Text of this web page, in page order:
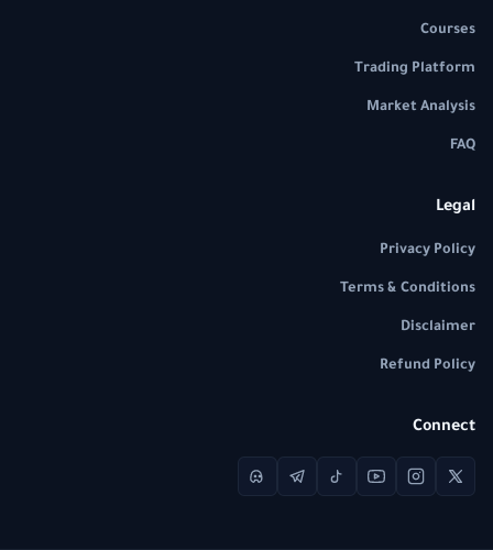
Courses
Trading Platform
Market Analysis
FAQ
Legal
Privacy Policy
Terms & Conditions
Disclaimer
Refund Policy
Connect